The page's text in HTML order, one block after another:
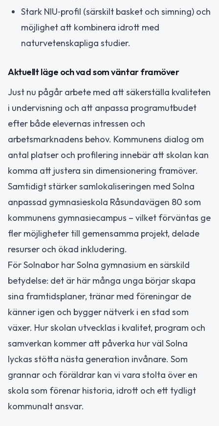
Stark NIU‑profil (särskilt basket och simning) och
möjlighet att kombinera idrott med
naturvetenskapliga studier.
Aktuellt läge och vad som väntar framöver
Just nu pågår arbete med att säkerställa kvaliteten
i undervisning och att anpassa programutbudet
efter både elevernas intressen och
arbetsmarknadens behov. Kommunens dialog om
antal platser och profilering innebär att skolan kan
komma att justera sin dimensionering framöver.
Samtidigt stärker samlokaliseringen med Solna
anpassad gymnasieskola Råsundavägen 80 som
kommunens gymnasiecampus – vilket förväntas ge
fler möjligheter till gemensamma projekt, delade
resurser och ökad inkludering.
För Solnabor har Solna gymnasium en särskild
betydelse: det är här många unga börjar skapa
sina framtidsplaner, tränar med föreningar de
känner igen och bygger nätverk i en stad som
växer. Hur skolan utvecklas i kvalitet, program och
samverkan kommer att påverka hur väl Solna
lyckas stötta nästa generation invånare. Som
grannar och föräldrar kan vi vara stolta över en
skola som förenar historia, idrott och ett tydligt
kommunalt ansvar.